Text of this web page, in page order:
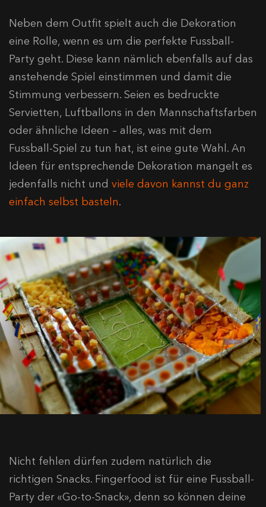
Neben dem Outfit spielt auch die Dekoration
eine Rolle, wenn es um die perfekte Fussball-
Party geht. Diese kann nämlich ebenfalls auf das
anstehende Spiel einstimmen und damit die
Stimmung verbessern. Seien es bedruckte
Servietten, Luftballons in den Mannschaftsfarben
oder ähnliche Ideen – alles, was mit dem
Fussball-Spiel zu tun hat, ist eine gute Wahl. An
Ideen für entsprechende Dekoration mangelt es
jedenfalls nicht und viele davon kannst du ganz
einfach selbst basteln.
Nicht fehlen dürfen zudem natürlich die
richtigen Snacks. Fingerfood ist für eine Fussball-
Party der «Go-to-Snack», denn so können deine